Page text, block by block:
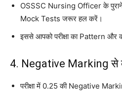
OSSSC Nursing Officer के
Mock Tests जरूर हल करें।
इससे आपको परीक्षा का Pattern और
4. Negative Marking से
परीक्षा में 0.25 की Negative